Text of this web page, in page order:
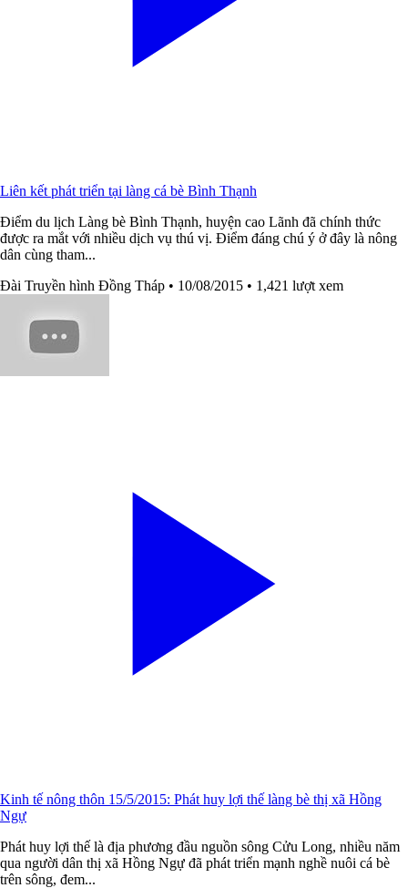
Liên kết phát triển tại làng cá bè Bình Thạnh
Điểm du lịch Làng bè Bình Thạnh, huyện cao Lãnh đã chính thức
được ra mắt với nhiều dịch vụ thú vị. Điểm đáng chú ý ở đây là nông
dân cùng tham...
Đài Truyền hình Đồng Tháp • 10/08/2015 • 1,421 lượt xem
Kinh tế nông thôn 15/5/2015: Phát huy lợi thế làng bè thị xã Hồng
Ngự
Phát huy lợi thế là địa phương đầu nguồn sông Cửu Long, nhiều năm
qua người dân thị xã Hồng Ngự đã phát triển mạnh nghề nuôi cá bè
trên sông, đem...